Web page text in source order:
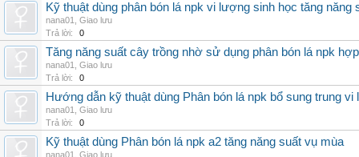
Kỹ thuật dùng phân bón lá npk vi lượng sinh học tăng năng
nana01
Giao lưu
Trả lời:
0
Tăng năng suất cây trồng nhờ sử dụng phân bón lá npk
nana01
Giao lưu
Trả lời:
0
Hướng dẫn kỹ thuật dùng Phân bón lá npk bổ sung trung vi
nana01
Giao lưu
Trả lời:
0
Kỹ thuật dùng Phân bón lá npk a2 tăng năng suất vụ mùa
nana01
Giao lưu